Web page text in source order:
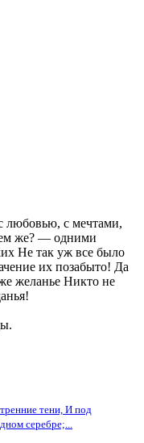
любовью, с мечтами,
же? — одними
Не так уж все было
их позабыто! Да
желанье Никто не
тени, И под
серебре;...